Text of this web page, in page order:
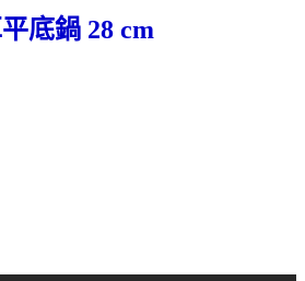
底鍋 28 cm